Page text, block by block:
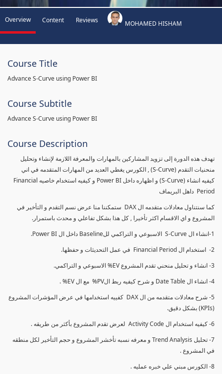
Overview Content Reviews MOHAMED HISHAM
Course Title
Advance S-Curve using Power BI
Course Subtitle
Advance S-Curve using Power BI
Course Description
تهدف هذه الدورة إلى تزويد المشاركين بالمهارات والمعرفة اللازمة لإنشاء وتحليل
منحنيات التقدم (S-Curve) , الكورس يغطي العديد من المهارات المتقدمه في اني
كيفيه انشاء (S-Curve) و اظهاره داخل Power BI و كيفيه استخدام خاصيه Financial
Period داهل البريماف
كما سنتناول معادلات متقدمه ال DAX ستمكننا منا عرض نسم التقدم و التأخير في
المشروع و اي الاقسام اكثر تأخيرا , كل هذا بشكل تفاعلي و محدث باستمرار.
1-انشاء ال S-Curve الاسبوعي و التراكمي للBaseline داخل ال Power BI.
2- استخدام ال Financial Period في عمل التحديثات و حفظها.
3- انشاء و تحليل منحني تقدم المشروع EV% الاسبوعي و التراكمي.
4- انشاء ال Date Table و شرح كيفيه ربط الPV% مع ال EV% .
5- شرح معادلات متقدمه من ال DAX كفييه استخدامها في عرض المؤشرات المشروع
(KPIs) بشكل دقيق.
6- كيفيه استخدام ال Activity Code لعرض تقدم المشروع بأكثر من طريقه .
7- تحليل Trend Analysis و معرفه نسبه تأخشر المشروع و حجم التأخير لكل منطقه
في المشروع .
8- الكورس مبني علي خبره عمليه .